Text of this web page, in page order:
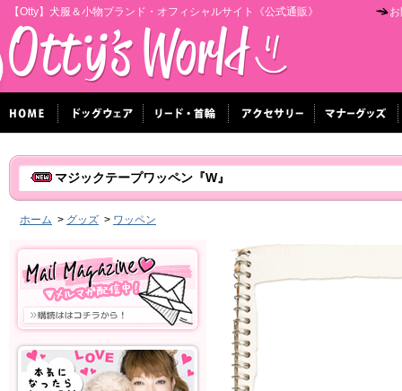
【Otty】犬服＆小物ブランド・オフィシャルサイト《公式通販》
マジックテープワッペン『W』
ホーム > グッズ > ワッペン